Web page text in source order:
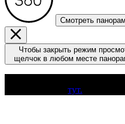
Смотреть
Чтобы закрыть режим
щелчок в любом месте
тут.